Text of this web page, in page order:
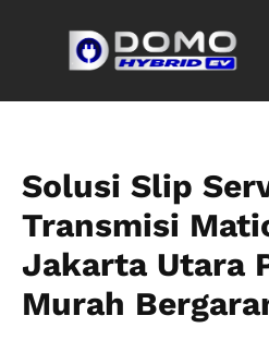
Solusi Slip
Transmisi
Jakarta Utara
Murah